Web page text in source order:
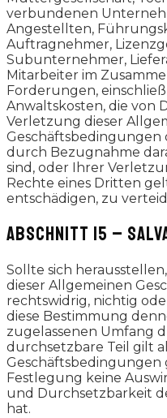
verbundenen
Angestellten,
Auftragnehmer,
Subunternehmer,
Mitarbeiter im
Forderungen,
Anwaltskosten, die
Verletzung dieser
Geschäftsbedingungen
durch Bezugnahme
sind, oder Ihrer
Rechte eines Dritten
entschädigen, zu
ABSCHNITT 15 –
Sollte sich
dieser Allgemeinen
rechtswidrig, nichtig
diese Bestimmung
zugelassenen Umfang
durchsetzbare Teil gilt
Geschäftsbedingungen
Festlegung keine
und Durchsetzbarkeit
hat.